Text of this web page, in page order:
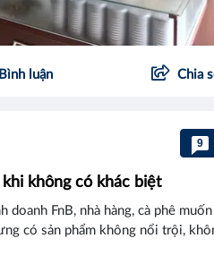
Bình luận Chia
9
không có khác biệt
doanh FnB, nhà hàng, cà phê
có sản phẩm không nổi trội,